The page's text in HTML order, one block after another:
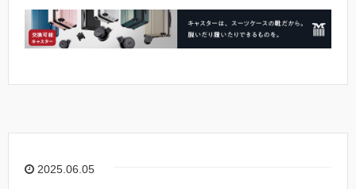
2025.06.05